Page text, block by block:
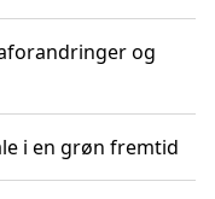
og
i en grøn fremtid